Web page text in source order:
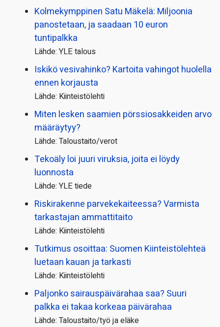
Kolmekymppinen Satu Mäkelä: Miljoonia
panostetaan, ja saadaan 10 euron
tuntipalkka
Lähde: YLE talous
Iskikö vesivahinko? Kartoita vahingot huolella
ennen korjausta
Lähde: Kiinteistölehti
Miten lesken saamien pörssi­osakkeiden arvo
määräytyy?
Lähde: Taloustaito/verot
Tekoäly loi juuri viruksia, joita ei löydy
luonnosta
Lähde: YLE tiede
Riskirakenne parvekekaiteessa? Varmista
tarkastajan ammattitaito
Lähde: Kiinteistölehti
Tutkimus osoittaa: Suomen Kiinteistölehteä
luetaan kauan ja tarkasti
Lähde: Kiinteistölehti
Paljonko sairauspäivä­rahaa saa? Suuri
palkka ei takaa korkeaa päivärahaa
Lähde: Taloustaito/työ ja eläke